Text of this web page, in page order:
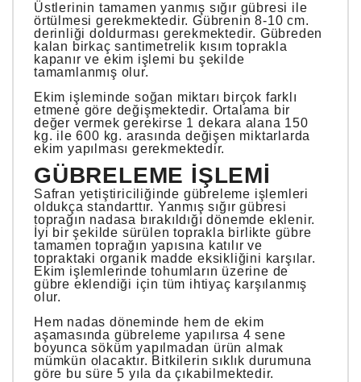
Üstlerinin tamamen yanmış sığır gübresi ile
örtülmesi gerekmektedir. Gübrenin 8-10 cm.
derinliği doldurması gerekmektedir. Gübreden
kalan birkaç santimetrelik kısım toprakla
kapanır ve ekim işlemi bu şekilde
tamamlanmış olur.
Ekim işleminde soğan miktarı birçok farklı
etmene göre değişmektedir. Ortalama bir
değer vermek gerekirse 1 dekara alana 150
kg. ile 600 kg. arasında değişen miktarlarda
ekim yapılması gerekmektedir.
GÜBRELEME İŞLEMI
Safran yetiştiriciliğinde gübreleme işlemleri
oldukça standarttır. Yanmış sığır gübresi
toprağın nadasa bırakıldığı dönemde eklenir.
İyi bir şekilde sürülen toprakla birlikte gübre
tamamen toprağın yapısına katılır ve
topraktaki organik madde eksikliğini karşılar.
Ekim işlemlerinde tohumların üzerine de
gübre eklendiği için tüm ihtiyaç karşılanmış
olur.
Hem nadas döneminde hem de ekim
aşamasında gübreleme yapılırsa 4 sene
boyunca söküm yapılmadan ürün almak
mümkün olacaktır. Bitkilerin sıklık durumuna
göre bu süre 5 yıla da çıkabilmektedir.